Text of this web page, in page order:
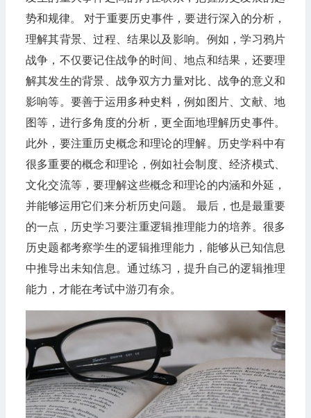
势和规律。 对于重要历史事件，要进行深入的分析，
理解其背景、过程、结果以及影响。例如，学习鸦片
战争，不仅要记住战争的时间、地点和结果，还要理
解其发生的背景、战争双方力量对比、战争的意义和
影响等。要善于运用多种史料，例如图片、文献、地
图等，进行多角度的分析，更全面地理解历史事件。
此外，要注重历史概念和理论的理解。历史学科中有
很多重要的概念和理论，例如社会制度、经济模式、
文化交流等，要理解这些概念和理论的内涵和外延，
并能够运用它们来分析历史问题。 最后，也是最重要
的一点，历史学习要注重逻辑推理能力的培养。很多
历史题都考察学生的逻辑推理能力，能够从已知信息
中推导出未知信息。通过练习，提升自己的逻辑推理
能力，才能在考试中游刃有余。